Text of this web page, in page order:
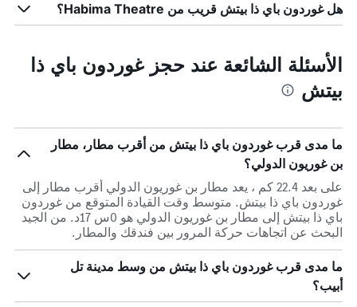
هل غوردون باي ذا بيتش قريب من Habima Theatre؟
الأسئلة الشائعة عند حجز غوردون باي ذا
بيتش
ما مدى قرب غوردون باي ذا بيتش من أقرب مطار، مطار
بن غوريون الدولي؟
على بعد 22.4 كم ، يعد مطار بن غوريون الدولي أقرب مطار إلى
غوردون باي ذا بيتش. متوسط وقت القيادة المتوقع من غوردون
باي ذا بيتش إلى مطار بن غوريون الدولي هو 0س 17د. من الجيد
البحث عن اتجاهات حركة المرور بين فندقك والمطار.
ما مدى قرب غوردون باي ذا بيتش من وسط مدينة تل
أبيب؟